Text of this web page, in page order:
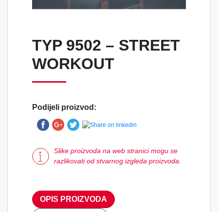
TYP 9502 – STREET
WORKOUT
Podijeli proizvod:
Slike proizvoda na web stranici mogu se
razlikovati od stvarnog izgleda proizvoda.
OPIS PROIZVODA